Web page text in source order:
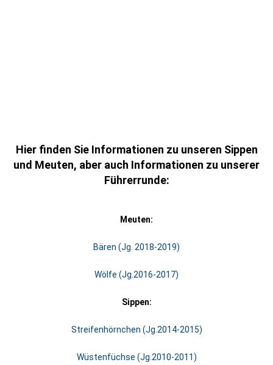
Hier finden Sie Informationen zu unseren Sippen
und Meuten, aber auch Informationen zu unserer
Führerrunde:
Meuten:
Bären (Jg. 2018-2019)
Wölfe (Jg.2016-2017)
Sippen:
Streifenhörnchen (Jg.2014-2015)
Wüstenfüchse (Jg.2010-2011)